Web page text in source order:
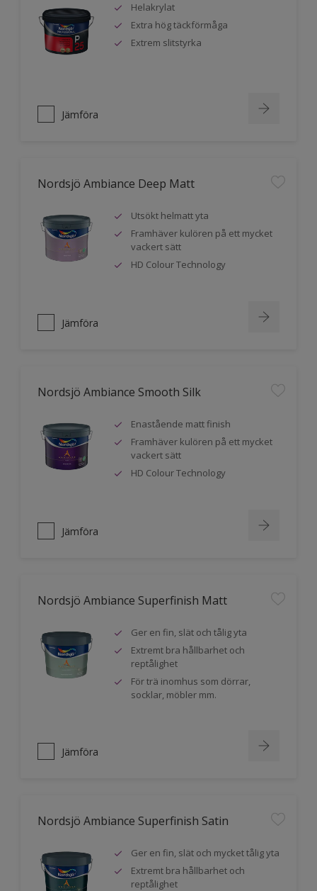
Helakrylat
Extra hög täckförmåga
Extrem slitstyrka
Jämföra
Nordsjö Ambiance Deep Matt
Utsökt helmatt yta
Framhäver kulören på ett mycket
vackert sätt
HD Colour Technology
Jämföra
Nordsjö Ambiance Smooth Silk
Enastående matt finish
Framhäver kulören på ett mycket
vackert sätt
HD Colour Technology
Jämföra
Nordsjö Ambiance Superfinish Matt
Ger en fin, slät och tålig yta
Extremt bra hållbarhet och
reptålighet
För trä inomhus som dörrar,
socklar, möbler mm.
Jämföra
Nordsjö Ambiance Superfinish Satin
Ger en fin, slät och mycket tålig yta
Extremt bra hållbarhet och
reptålighet